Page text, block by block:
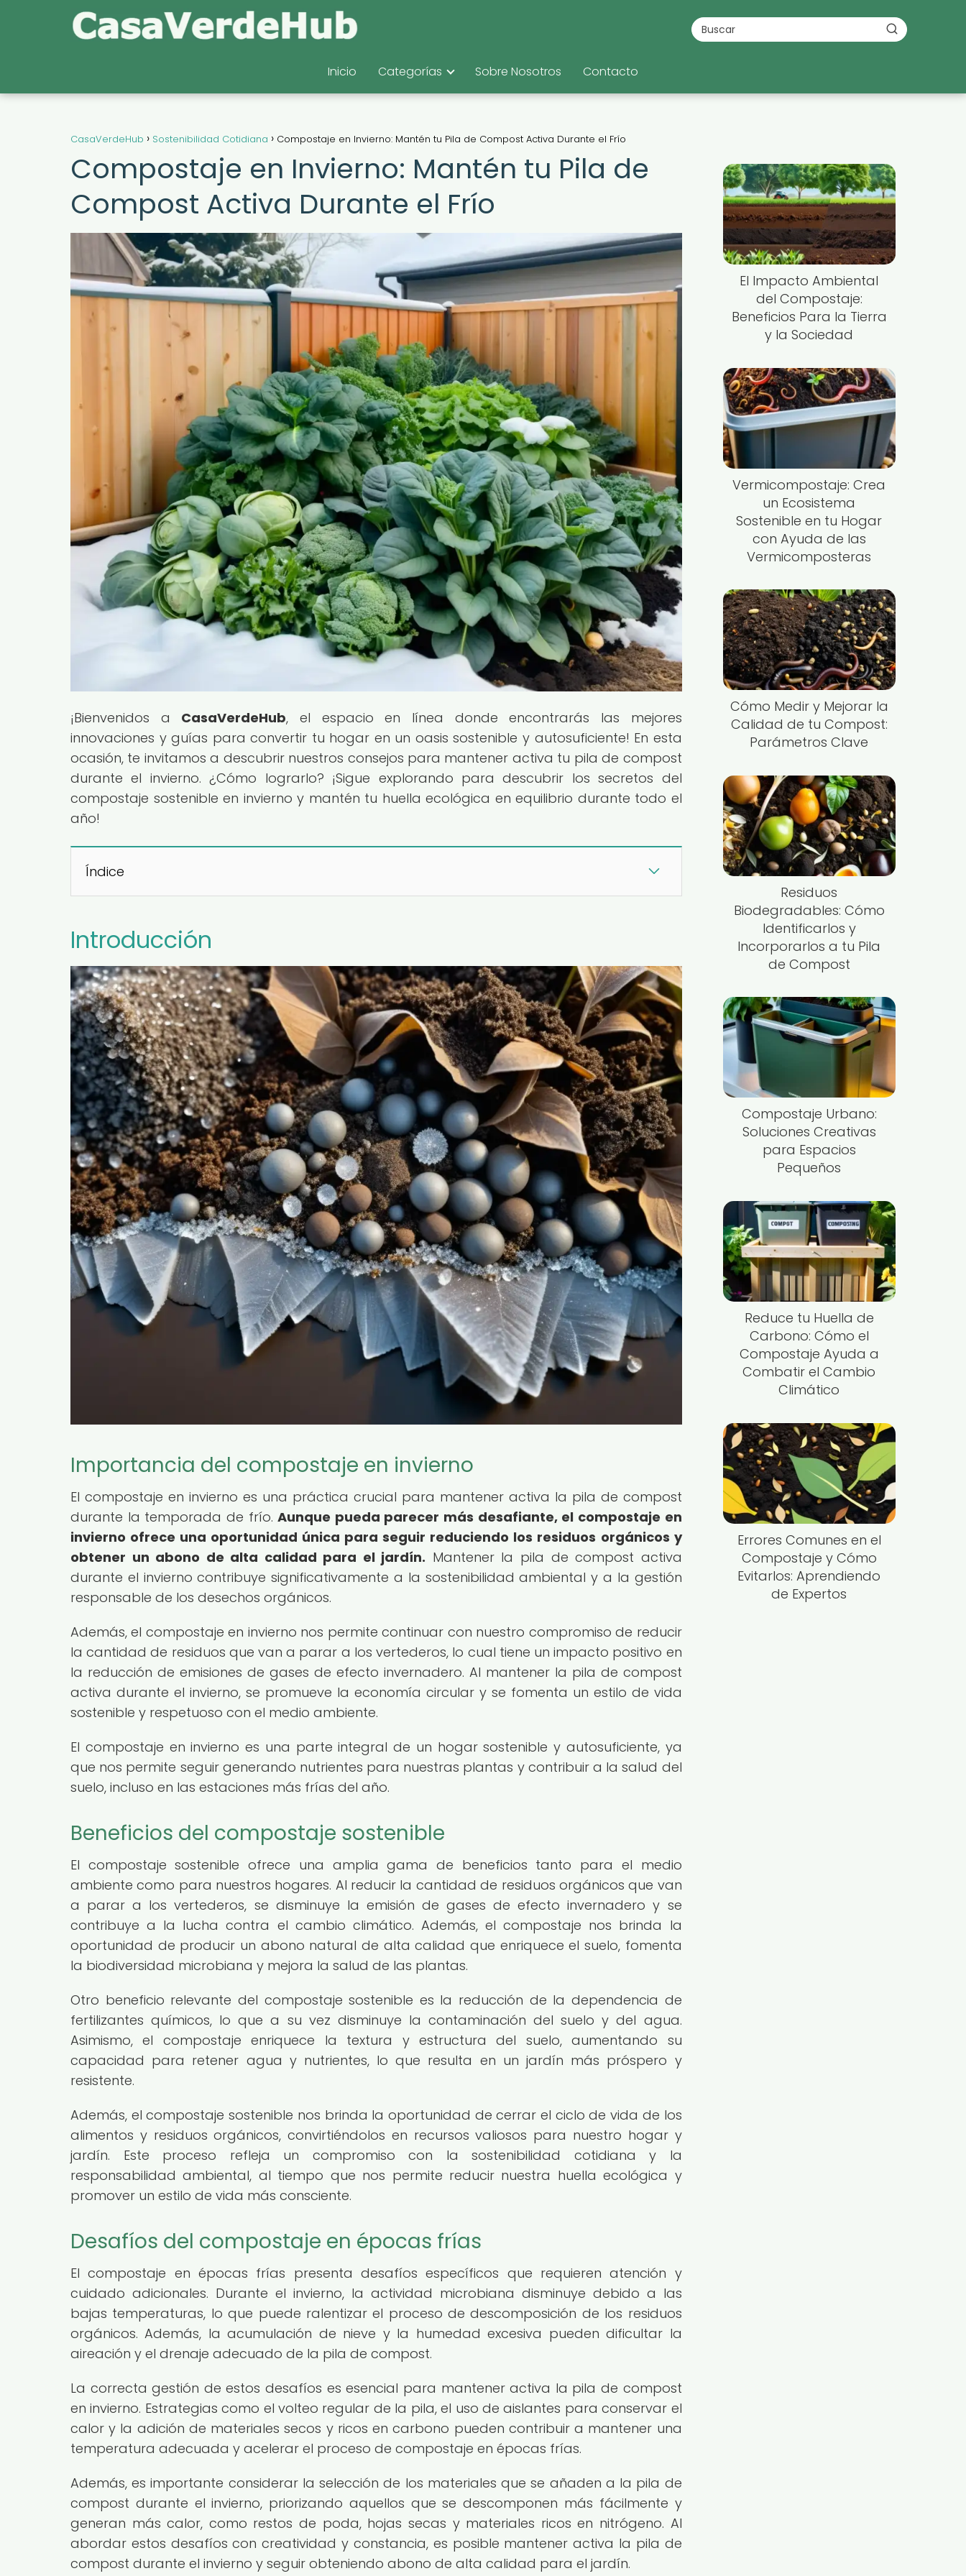
Inicio Categorías Sobre Nosotros Contacto
CasaVerdeHub Sostenibilidad Cotidiana Compostaje en Invierno: Mantén tu Pila de Compost Activa Durante el Frío
Compostaje en Invierno: Mantén tu Pila de
Compost Activa Durante el Frío
¡Bienvenidos a CasaVerdeHub, el espacio en línea donde encontrarás las mejores
innovaciones y guías para convertir tu hogar en un oasis sostenible y autosuficiente! En esta
ocasión, te invitamos a descubrir nuestros consejos para mantener activa tu pila de compost
durante el invierno. ¿Cómo lograrlo? ¡Sigue explorando para descubrir los secretos del
compostaje sostenible en invierno y mantén tu huella ecológica en equilibrio durante todo el
año!
Índice
Introducción
Importancia del compostaje en invierno
El compostaje en invierno es una práctica crucial para mantener activa la pila de compost
durante la temporada de frío.Aunque pueda parecer más desafiante, el compostaje en
invierno ofrece una oportunidad única para seguir reduciendo los residuos orgánicos y
obtener un abono de alta calidad para el jardín. Mantener la pila de compost activa
durante el invierno contribuye significativamente a la sostenibilidad ambiental y a la gestión
responsable de los desechos orgánicos.
Además, el compostaje en invierno nos permite continuar con nuestro compromiso de reducir
la cantidad de residuos que van a parar a los vertederos, lo cual tiene un impacto positivo en
la reducción de emisiones de gases de efecto invernadero. Al mantener la pila de compost
activa durante el invierno, se promueve la economía circular y se fomenta un estilo de vida
sostenible y respetuoso con el medio ambiente.
El compostaje en invierno es una parte integral de un hogar sostenible y autosuficiente, ya
que nos permite seguir generando nutrientes para nuestras plantas y contribuir a la salud del
suelo, incluso en las estaciones más frías del año.
Beneficios del compostaje sostenible
El compostaje sostenible ofrece una amplia gama de beneficios tanto para el medio
ambiente como para nuestros hogares. Al reducir la cantidad de residuos orgánicos que van
a parar a los vertederos, se disminuye la emisión de gases de efecto invernadero y se
contribuye a la lucha contra el cambio climático. Además, el compostaje nos brinda la
oportunidad de producir un abono natural de alta calidad que enriquece el suelo, fomenta
la biodiversidad microbiana y mejora la salud de las plantas.
Otro beneficio relevante del compostaje sostenible es la reducción de la dependencia de
fertilizantes químicos, lo que a su vez disminuye la contaminación del suelo y del agua.
Asimismo, el compostaje enriquece la textura y estructura del suelo, aumentando su
capacidad para retener agua y nutrientes, lo que resulta en un jardín más próspero y
resistente.
Además, el compostaje sostenible nos brinda la oportunidad de cerrar el ciclo de vida de los
alimentos y residuos orgánicos, convirtiéndolos en recursos valiosos para nuestro hogar y
jardín. Este proceso refleja un compromiso con la sostenibilidad cotidiana y la
responsabilidad ambiental, al tiempo que nos permite reducir nuestra huella ecológica y
promover un estilo de vida más consciente.
Desafíos del compostaje en épocas frías
El compostaje en épocas frías presenta desafíos específicos que requieren atención y
cuidado adicionales. Durante el invierno, la actividad microbiana disminuye debido a las
bajas temperaturas, lo que puede ralentizar el proceso de descomposición de los residuos
orgánicos. Además, la acumulación de nieve y la humedad excesiva pueden dificultar la
aireación y el drenaje adecuado de la pila de compost.
La correcta gestión de estos desafíos es esencial para mantener activa la pila de compost
en invierno. Estrategias como el volteo regular de la pila, el uso de aislantes para conservar el
calor y la adición de materiales secos y ricos en carbono pueden contribuir a mantener una
temperatura adecuada y acelerar el proceso de compostaje en épocas frías.
Además, es importante considerar la selección de los materiales que se añaden a la pila de
compost durante el invierno, priorizando aquellos que se descomponen más fácilmente y
generan más calor, como restos de poda, hojas secas y materiales ricos en nitrógeno. Al
abordar estos desafíos con creatividad y constancia, es posible mantener activa la pila de
compost durante el invierno y seguir obteniendo abono de alta calidad para el jardín.
El Impacto Ambiental
del Compostaje:
Beneficios Para la Tierra
y la Sociedad
Vermicompostaje: Crea
un Ecosistema
Sostenible en tu Hogar
con Ayuda de las
Vermicomposteras
Cómo Medir y Mejorar la
Calidad de tu Compost:
Parámetros Clave
Residuos
Biodegradables: Cómo
Identificarlos y
Incorporarlos a tu Pila
de Compost
Compostaje Urbano:
Soluciones Creativas
para Espacios
Pequeños
Reduce tu Huella de
Carbono: Cómo el
Compostaje Ayuda a
Combatir el Cambio
Climático
Errores Comunes en el
Compostaje y Cómo
Evitarlos: Aprendiendo
de Expertos